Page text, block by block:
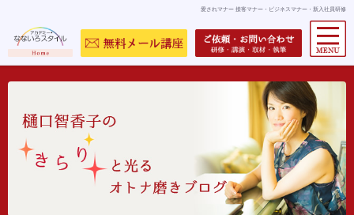
愛されマナー 接客マナー・ビジネスマナー・新入社員研修